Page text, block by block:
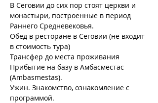
В Сеговии до сих пор стоят церкви и
монастыри, построенные в период
Раннего Средневековья.
Обед в ресторане в Сеговии (не входит
в стоимость тура)
Трансфер до места проживания
Прибытие на базу в Амбасместас
(Ambasmestas).
Ужин. Знакомство, ознакомление с
программой.